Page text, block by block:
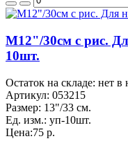
M12"/30см с рис.
10шт.
Остаток на складе: нет в
Артикул: 053215
Размер: 13"/33 см.
Ед. изм.: уп-10шт.
Цена:75 р.